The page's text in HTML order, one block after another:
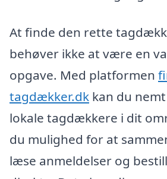
At finde den rette
behøver ikke at være en
opgave. Med platformen
tagdækker.dk kan du
lokale tagdækkere i dit
du mulighed for at
læse anmeldelser og